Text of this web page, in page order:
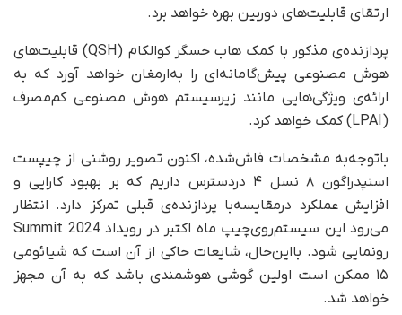
ارتقای قابلیت‌های دوربین بهره خواهد برد.
پردازنده‌ی مذکور با کمک هاب حسگر کوالکام (QSH) قابلیت‌های
هوش مصنوعی پیش‌گامانه‌ای را به‌ارمغان خواهد آورد که به
ارائه‌ی ویژگی‌هایی مانند زیرسیستم هوش مصنوعی کم‌مصرف
(LPAI) کمک خواهد کرد.
با‌توجه‌به مشخصات فاش‌شده، اکنون تصویر روشنی از چیپست
اسنپدراگون ۸ نسل ۴ دردسترس داریم که بر بهبود کارایی و
افزایش عملکرد درمقایسه‌با پردازنده‌ی قبلی تمرکز دارد. انتظار
می‌رود این سیستم‌روی‌چیپ ماه اکتبر در رویداد Summit 2024
رونمایی شود. بااین‌حال، شایعات حاکی از آن است که شیائومی
۱۵ ممکن است اولین گوشی هوشمندی باشد که به آن مجهز
خواهد شد.